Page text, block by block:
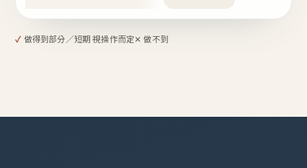
✓ 做得到部分／短期 視操作而定✕ 做不到